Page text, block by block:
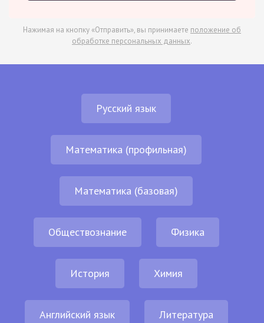
Нажимая на кнопку «Отправить», вы принимаете положение об
обработке персональных данных.
Русский язык
Математика (профильная)
Математика (базовая)
Обществознание Физика
История Химия
Английский язык Литература